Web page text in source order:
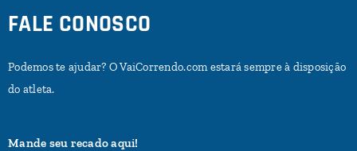
FALE CONOSCO
Podemos te ajudar? O VaiCorrendo.com estará sempre à disposição
do atleta.
Mande seu recado aqui!